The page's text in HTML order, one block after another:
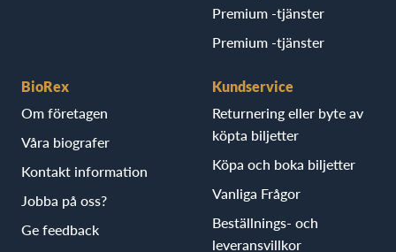
Premium -tjänster
Premium -tjänster
BioRex
Om företagen
Våra biografer
Kontakt information
Jobba på oss?
Ge feedback
Kundservice
Returnering eller byte av
köpta biljetter
Köpa och boka biljetter
Vanliga Frågor
Beställnings- och
leveransvillkor